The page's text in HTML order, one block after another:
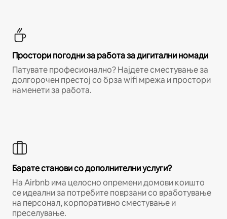
Простори погодни за работа за дигитални номади
Патувате професионално? Најдете сместување за
долгорочен престој со брза wifi мрежа и простори
наменети за работа.
Барате станови со дополнителни услуги?
На Airbnb има целосно опремени домови коишто
се идеални за потребите поврзани со вработување
на персонал, корпоративно сместување и
преселување.